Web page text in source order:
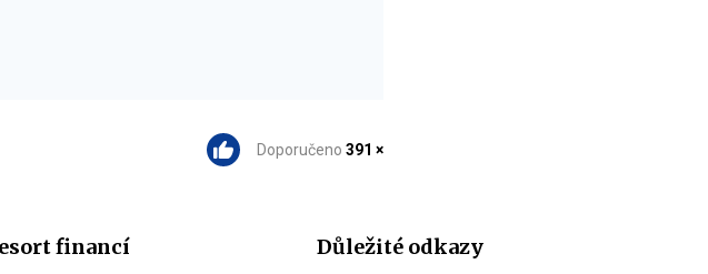
Doporučeno 391 ×
financí Důležité odkazy